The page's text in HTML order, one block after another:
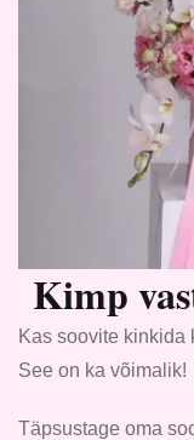
Kimp
Kas soovite kinkida
See on ka võimalik!
Täpsustage oma